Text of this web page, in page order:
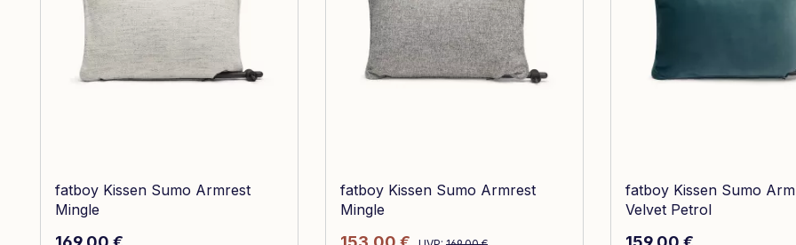
fatboy Kissen Sumo Armrest
Mingle
Regulärer Preis:
fatboy Kissen Sumo Armrest
Mingle
Verkaufspreis:Regulärer Preis:
fatboy Kissen Sumo
Velvet Petrol
Regulärer Preis: